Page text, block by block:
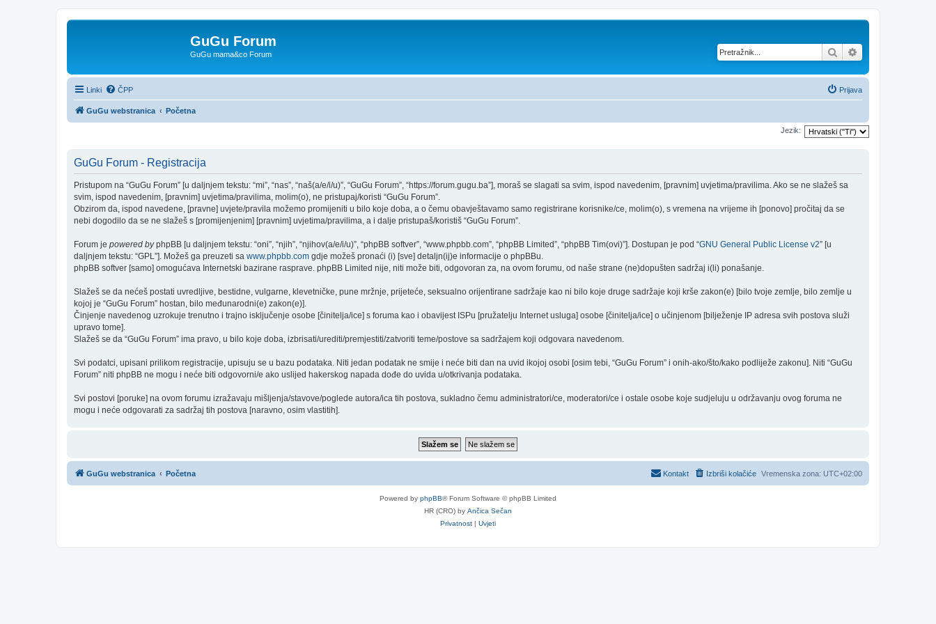
GuGu Forum
GuGu mama&co Forum Pretražnik
Linki ČPP Prijava
GuGu webstranica Početna
Jezik:
GuGu Forum - Registracija
Pristupom na “GuGu Forum” [u daljnjem tekstu: “mi”, “nas”, “naš(a/e/i/u)”, “GuGu Forum”, “https://forum.gugu.ba”], moraš se slagati sa svim, ispod navedenim, [pravnim] uvjetima/pravilima. Ako se ne slažeš sa
svim, ispod navedenim, [pravnim] uvjetima/pravilima, molim(o), ne pristupaj/koristi “GuGu Forum”.
Obzirom da, ispod navedene, [pravne] uvjete/pravila možemo promijeniti u bilo koje doba, a o čemu obavještavamo samo registrirane korisnike/ce, molim(o), s vremena na vrijeme ih [ponovo] pročitaj da se
nebi dogodilo da se ne slažeš s [promijenjenim] [pravnim] uvjetima/pravilima, a i dalje pristupaš/koristiš “GuGu Forum”.
Forum je powered byphpBB [u daljnjem tekstu: “oni”, “njih”, “njihov(a/e/i/u)”, “phpBB softver”, “www.phpbb.com”, “phpBB Limited”, “phpBB Tim(ovi)”]. Dostupan je pod “GNU General Public License v2” [u
daljnjem tekstu: “GPL”]. Možeš ga preuzeti sa www.phpbb.com gdje možeš pronaći (i) [sve] detaljn(ij)e informacije o phpBBu.
phpBB softver [samo] omogućava Internetski bazirane rasprave. phpBB Limited nije, niti može biti, odgovoran za, na ovom forumu, od naše strane (ne)dopušten sadržaj i(li) ponašanje.
Slažeš se da nećeš postati uvredljive, bestidne, vulgarne, klevetničke, pune mržnje, prijeteće, seksualno orijentirane sadržaje kao ni bilo koje druge sadržaje koji krše zakon(e) [bilo tvoje zemlje, bilo zemlje u
kojoj je “GuGu Forum” hostan, bilo međunarodni(e) zakon(e)].
Činjenje navedenog uzrokuje trenutno i trajno isključenje osobe [činitelja/ice] s foruma kao i obavijest ISPu [pružatelju Internet usluga] osobe [činitelja/ice] o učinjenom [bilježenje IP adresa svih postova služi
upravo tome].
Slažeš se da “GuGu Forum” ima pravo, u bilo koje doba, izbrisati/urediti/premjestiti/zatvoriti teme/postove sa sadržajem koji odgovara navedenom.
Svi podatci, upisani prilikom registracije, upisuju se u bazu podataka. Niti jedan podatak ne smije i neće biti dan na uvid ikojoj osobi [osim tebi, “GuGu Forum” i onih-ako/što/kako podliježe zakonu]. Niti “GuGu
Forum” niti phpBB ne mogu i neće biti odgovorni/e ako uslijed hakerskog napada dođe do uvida u/otkrivanja podataka.
Svi postovi [poruke] na ovom forumu izražavaju mišljenja/stavove/poglede autora/ica tih postova, sukladno čemu administratori/ce, moderatori/ce i ostale osobe koje sudjeluju u održavanju ovog foruma ne
mogu i neće odgovarati za sadržaj tih postova [naravno, osim vlastitih].
GuGu webstranica Početna Vremenska zona: UTC+02:00
Izbriši kolačiće
Kontakt
Powered by phpBB® Forum Software © phpBB Limited
HR (CRO) by Ančica Sečan
Privatnost | Uvjeti